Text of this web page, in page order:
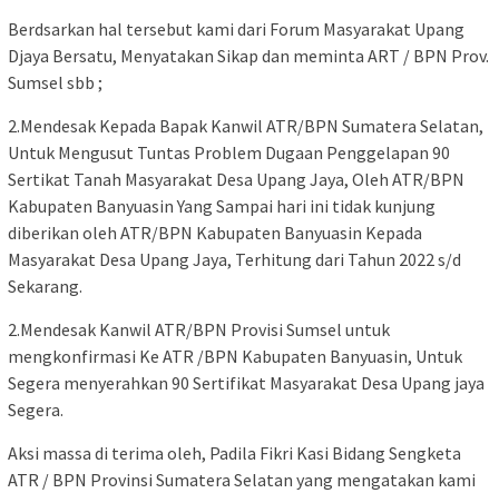
Berdsarkan hal tersebut kami dari Forum Masyarakat Upang
Djaya Bersatu, Menyatakan Sikap dan meminta ART / BPN Prov.
Sumsel sbb ;
2.Mendesak Kepada Bapak Kanwil ATR/BPN Sumatera Selatan,
Untuk Mengusut Tuntas Problem Dugaan Penggelapan 90
Sertikat Tanah Masyarakat Desa Upang Jaya, Oleh ATR/BPN
Kabupaten Banyuasin Yang Sampai hari ini tidak kunjung
diberikan oleh ATR/BPN Kabupaten Banyuasin Kepada
Masyarakat Desa Upang Jaya, Terhitung dari Tahun 2022 s/d
Sekarang.
2.Mendesak Kanwil ATR/BPN Provisi Sumsel untuk
mengkonfirmasi Ke ATR /BPN Kabupaten Banyuasin, Untuk
Segera menyerahkan 90 Sertifikat Masyarakat Desa Upang jaya
Segera.
Aksi massa di terima oleh, Padila Fikri Kasi Bidang Sengketa
ATR / BPN Provinsi Sumatera Selatan yang mengatakan kami